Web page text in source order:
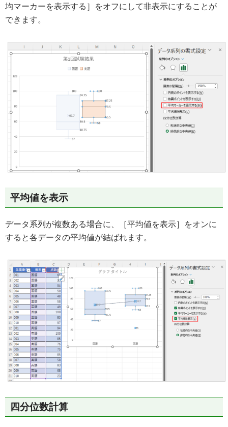
均マーカーを表示する］をオフにして非表示にすることが
できます。
平均値を表示
データ系列が複数ある場合に、［平均値を表示］をオンに
すると各データの平均値が結ばれます。
四分位数計算